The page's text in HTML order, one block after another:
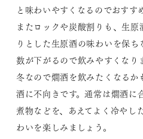
と味わいやすくなるのでおすす
またロックや炭酸割りも、生
りとした生原酒の味わいを保ち
数が下がるので飲みやすくなり
冬なので燗酒を飲みたくなるか
酒に不向きです。通常は燗酒に
煮物などを、あえてよく冷やし
わいを楽しみましょう。